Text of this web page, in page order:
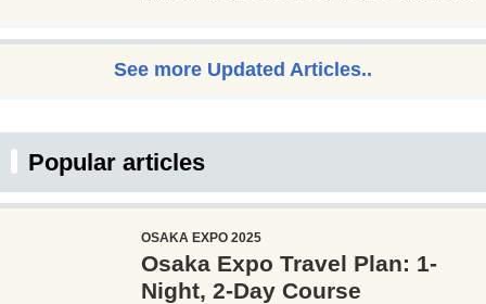
See more Updated Articles..
Popular articles
OSAKA EXPO 2025
Osaka Expo Travel Plan: 1-
Night, 2-Day Course